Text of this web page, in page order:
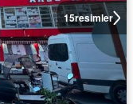
15resimler